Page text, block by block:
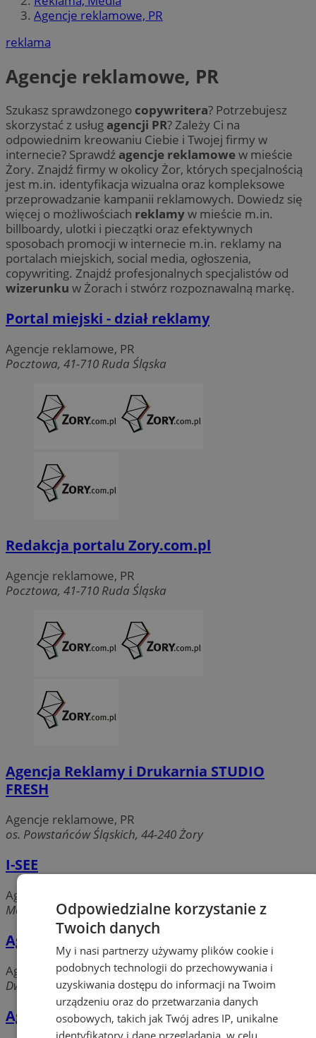
Agencje reklamowe, PR
reklama
Agencje reklamowe, PR
Szukasz sprawdzonego copywritera? Potrzebujesz
skorzystać z usług agencji PR? Zależy Ci na
odpowiednim kreowaniu Ciebie i Twojej firmy w
internecie? Sprawdź agencje reklamowew mieście
Żory. Znajdź firmy w okolicy Żor, których specjalnością
jest m.in. identyfikacja wizualna oraz kompleksowe
przeprowadzanie kampanii reklamowych. Dowiedz się
więcej o możliwościach reklamyw mieście m.in.
billboardy, ulotki i pieczątki oraz efektywnych
sposobach promocji w internecie m.in. reklamy na
portalach miejskich, social media, ogłoszenia,
copywriting. Znajdź profesjonalnych specjalistów od
wizerunku w Żorach i stwórz rozpoznawalną markę.
Portal miejski - dział reklamy
Agencje reklamowe, PR
Pocztowa, 41-710 Ruda Śląska
Redakcja portalu Zory.com.pl
Agencje reklamowe, PR
Pocztowa, 41-710 Ruda Śląska
Agencja Reklamy i Drukarnia STUDIO
FRESH
Agencje reklamowe, PR
os. Powstańców Śląskich, 44-240 Żory
I-SEE
Agencje reklamowe, PR
Moniuszki, 44-240 Żory
Agencja Reklamy eMBi
Agencje reklamowe, PR
Dworcowa, 44-240 Żory
Agencja Marketingowa Joanna Wojtas
Odpowiedzialne korzystanie z
Twoich danych
My i nasi partnerzy używamy plików cookie i
podobnych technologii do przechowywania i
uzyskiwania dostępu do informacji na Twoim
urządzeniu oraz do przetwarzania danych
osobowych, takich jak Twój adres IP, unikalne
identyfikatory i dane przeglądania, w celu